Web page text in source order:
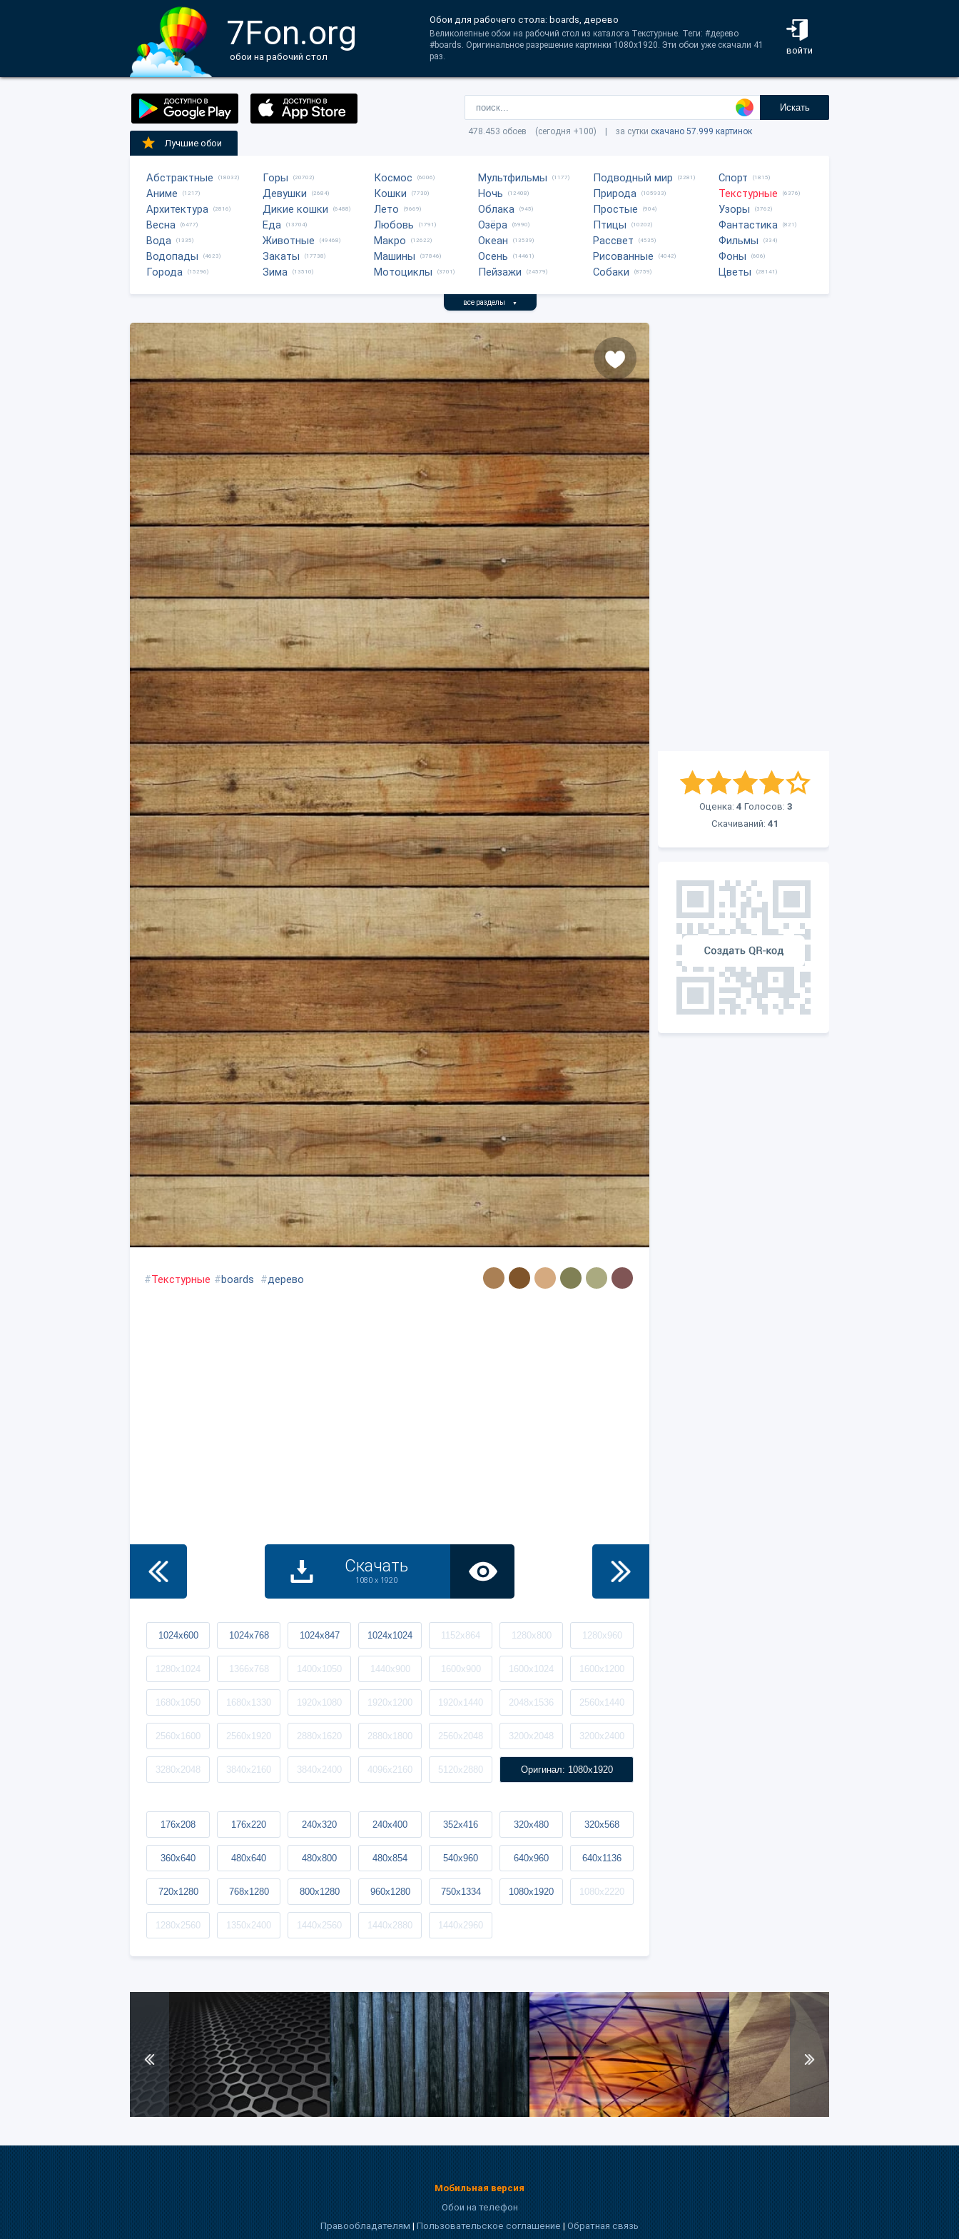
7Fon.org
обои на рабочий стол
войти
Обои для рабочего стола: boards, дерево
Великолепные обои на рабочий стол из каталога Текстурные. Теги: #дерево
#boards. Оригинальное разрешение картинки 1080x1920. Эти обои уже скачали 41
раз.
Искать
478.453 обоев (сегодня +100) | за сутки скачано 57.999 картинок
Лучшие обои
Абстрактные (18032)
Аниме (1217)
Архитектура (2816)
Весна (6477)
Вода (1335)
Водопады (4623)
Города (15296)
Горы (20702)
Девушки (2684)
Дикие кошки (6488)
Еда (13704)
Животные (49468)
Закаты (17738)
Зима (13510)
Космос (6006)
Кошки (7730)
Лето (9669)
Любовь (1791)
Макро (12622)
Машины (37846)
Мотоциклы (3701)
Мультфильмы (1177)
Ночь (12408)
Облака (945)
Озёра (6990)
Океан (13539)
Осень (14461)
Пейзажи (24579)
Подводный мир (2281)
Природа (105933)
Простые (904)
Птицы (10202)
Рассвет (4535)
Рисованные (4042)
Собаки (8759)
Спорт (1815)
Текстурные (6376)
Узоры (3762)
Фантастика (821)
Фильмы (334)
Фоны (606)
Цветы (28141)
все разделы ▼
Оценка: 4 Голосов: 3
Скачиваний: 41
#Текстурные #boards #дерево
Скачать
1080 x 1920
1024x600 1024x768 1024x847 1024x1024 1152x864 1280x800 1280x960
1280x1024 1366x768 1400x1050 1440x900 1600x900 1600x1024 1600x1200
1680x1050 1680x1330 1920x1080 1920x1200 1920x1440 2048x1536 2560x1440
2560x1600 2560x1920 2880x1620 2880x1800 2560x2048 3200x2048 3200x2400
3280x2048 3840x2160 3840x2400 4096x2160 5120x2880 Оригинал: 1080x1920
176x208 176x220 240x320 240x400 352x416 320x480 320x568
360x640 480x640 480x800 480x854 540x960 640x960 640x1136
720x1280 768x1280 800x1280 960x1280 750x1334 1080x1920 1080x2220
1280x2560 1350x2400 1440x2560 1440x2880 1440x2960
Мобильная версия
Обои на телефон
Правообладателям|Пользовательское соглашение|Обратная связь